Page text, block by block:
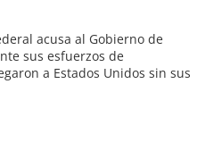
acusa al Gobierno de
sus esfuerzos de
a Estados Unidos sin sus